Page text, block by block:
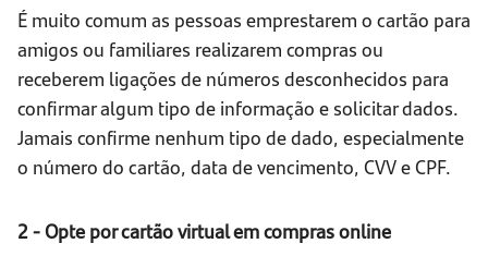
É muito comum as pessoas emprestarem o cartão para
amigos ou familiares realizarem compras ou
receberem ligações de números desconhecidos para
confirmar algum tipo de informação e solicitar dados.
Jamais confirme nenhum tipo de dado, especialmente
o número do cartão, data de vencimento, CVV e CPF.
2 - Opte por cartão virtual em compras online